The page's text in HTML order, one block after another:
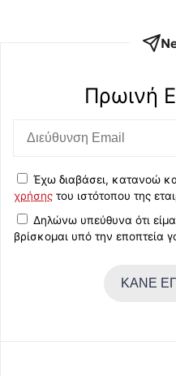
Πρωινή
Έχω διαβάσει, κατανοώ
χρήσης του ιστότοπου της
Δηλώνω υπεύθυνα ότι
βρίσκομαι υπό την εποπτεία
ΚΑΝΕ